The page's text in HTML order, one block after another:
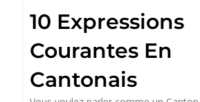
10 Expressions
Courantes En
Cantonais